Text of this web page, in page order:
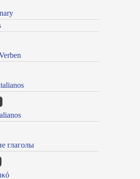
глаголы